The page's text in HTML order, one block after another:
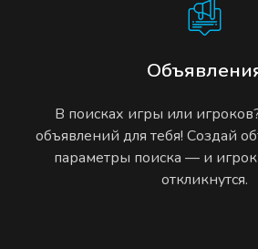
В поисках игры или
объявлений для тебя! Создай
параметры поиска — и
откликнутся.